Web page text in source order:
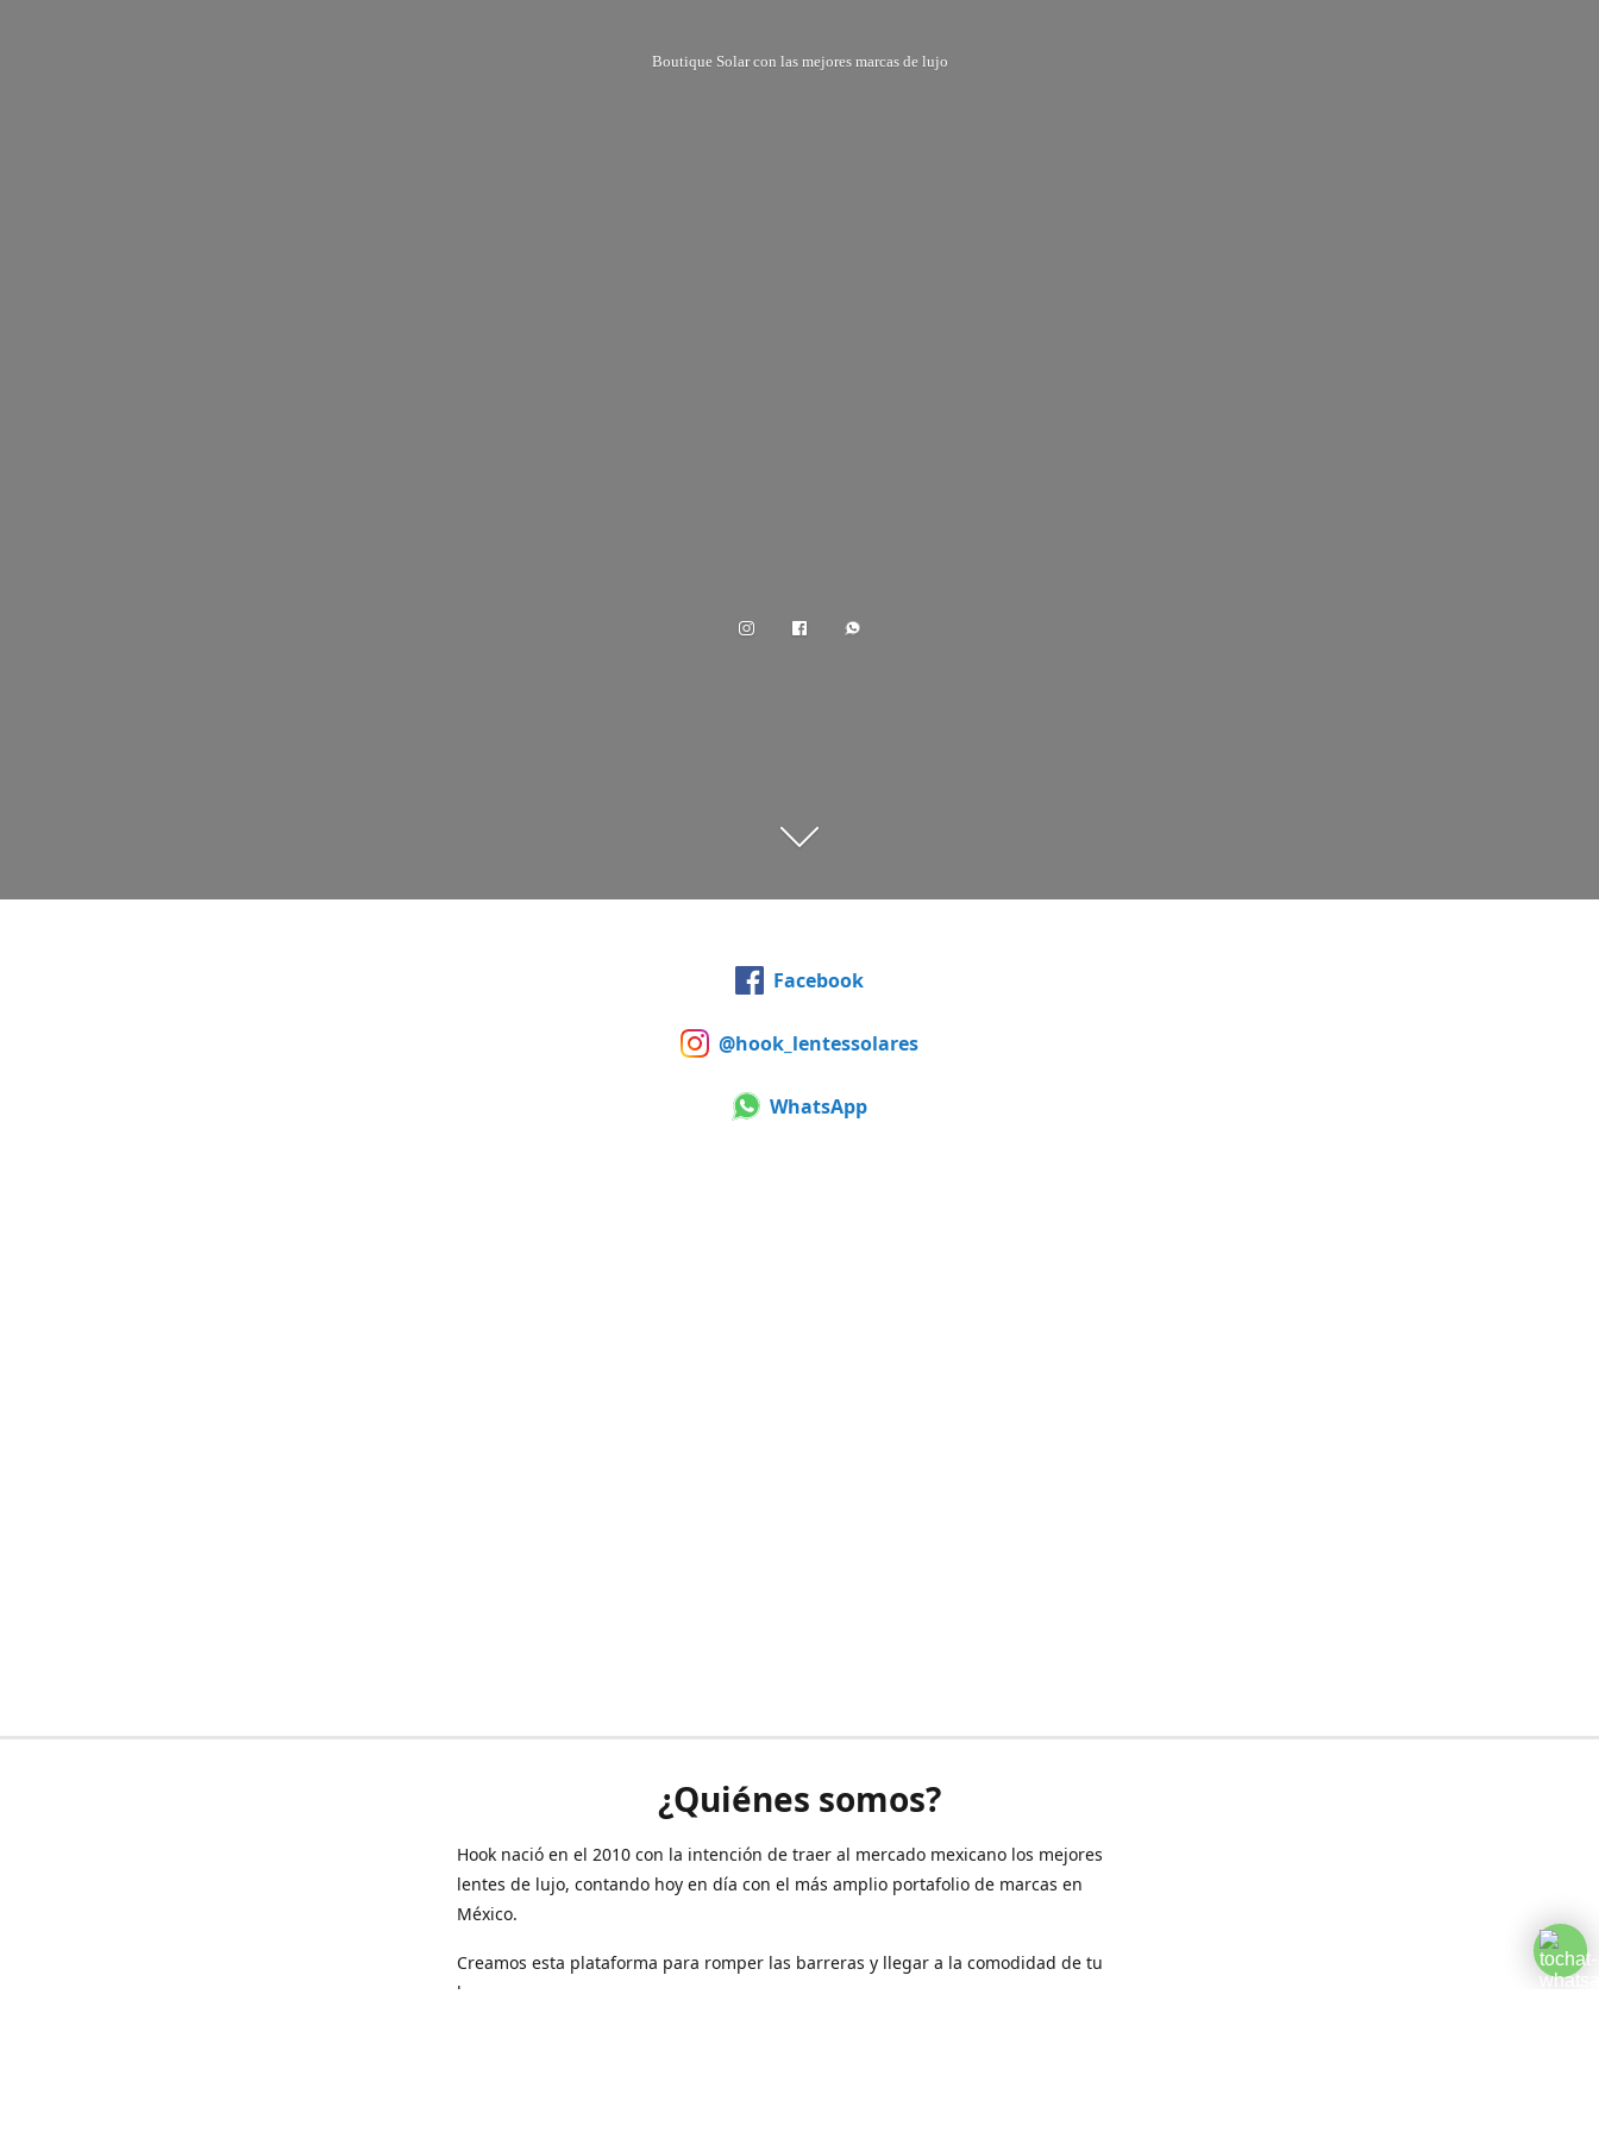
Boutique Solar con las mejores marcas de lujo
Facebook
@hook_lentessolares
WhatsApp
¿Quiénes somos?
Hook nació en el 2010 con la intención de traer al mercado mexicano los mejores
lentes de lujo, contando hoy en día con el más amplio portafolio de marcas en
México.
Creamos esta plataforma para romper las barreras y llegar a la comodidad de tu
hogar.